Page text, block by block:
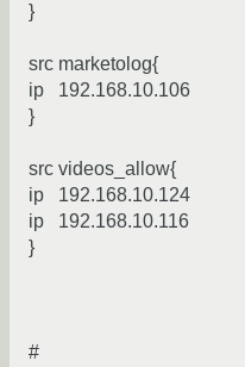
}
src marketolog{
ip 192.168.10.106
}
src videos_allow{
ip 192.168.10.124
ip 192.168.10.116
}
#